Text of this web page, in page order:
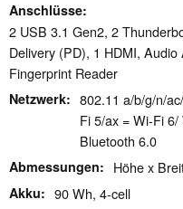
Anschlüsse
2 USB 3.1 Gen2, 2
Delivery (PD), 1 HDMI, Audio
Fingerprint Reader
Netzwerk
802.11 a/​b/​g/​n/​
Fi 5/ax = Wi-Fi
Bluetooth 6.0
Abmessungen Höhe x
Akku 90 Wh, 4-cell